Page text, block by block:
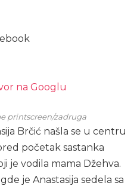
na Googlu
printscreen/zadruga
Brčić našla se u centru
početak sastanka
je vodila mama Džehva.
je Anastasija sedela sa